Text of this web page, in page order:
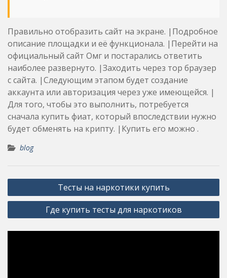
Правильно отобразить сайт на экране. |Подробное
описание площадки и её функционала. |Перейти на
официальный сайт Омг и постарались ответить
наиболее развернуто. |Заходить через тор браузер
с сайта. |Следующим этапом будет создание
аккаунта или авторизация через уже имеющейся. |
Для того, чтобы это выполнить, потребуется
сначала купить фиат, который впоследствии нужно
будет обменять на крипту. |Купить его можно .
blog
Post
navigation
Тесты на наркотики купить
Где купить тесты для наркотиков